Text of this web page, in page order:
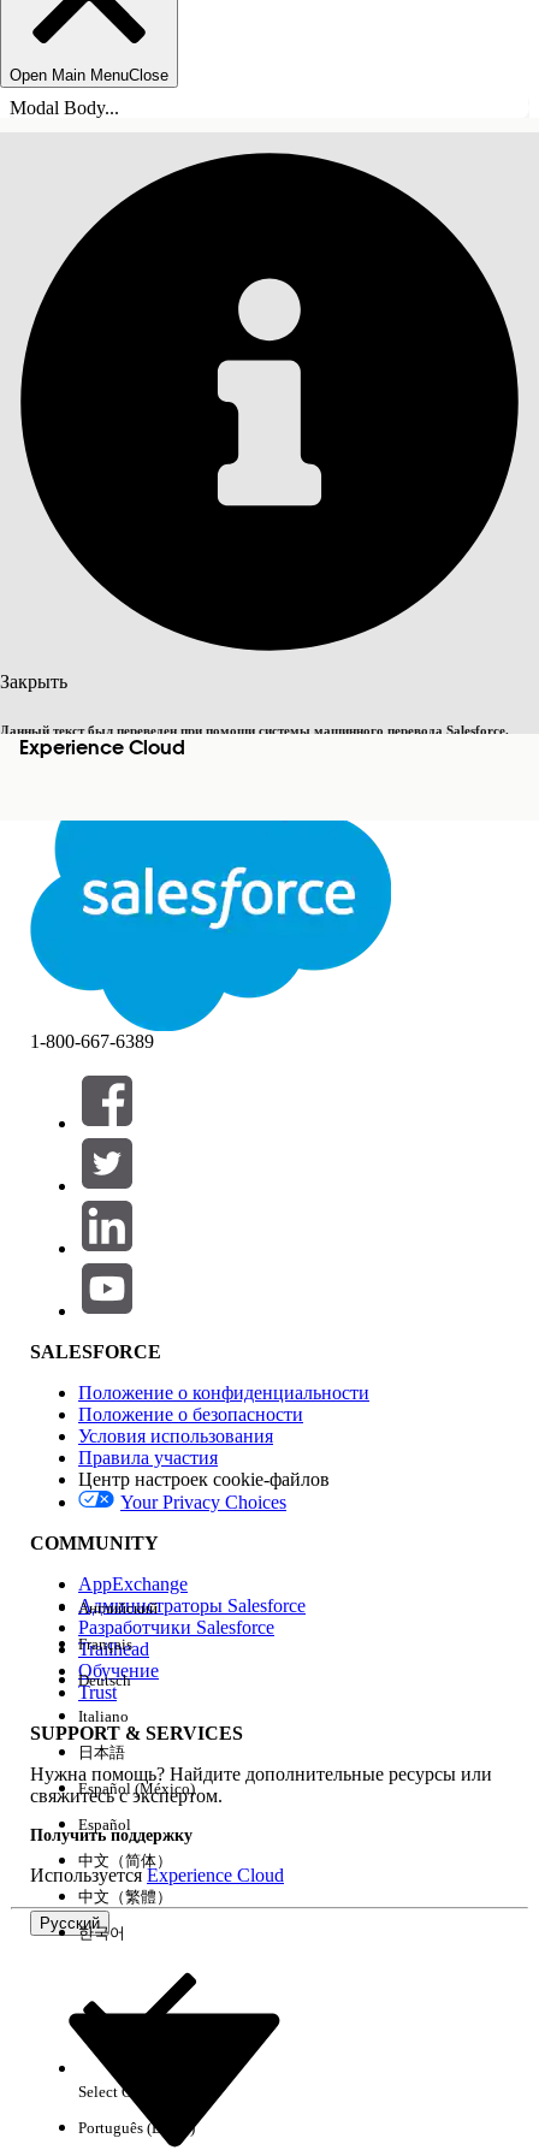
Open Main MenuClose
Modal Body...
Закрыть
Данный текст был переведен при помощи системы машинного перевода Salesforce.
Дополнительные сведения см.
Закрыть
Experience Cloud
СОДЕРЖАНИЕ
Фильтры (0)
ВЫБРАТЬ ФИЛЬТРЫ
Область продуктов
Влияние на функции
Версия
Возможности
Очистить все Готово
Результаты отсутствуют
1-800-667-6389
SALESFORCE
Положение о конфиденциальности
Положение о безопасности
Условия использования
Правила участия
Центр настроек cookie-файлов
Your Privacy Choices
COMMUNITY
AppExchange
Администраторы Salesforce
Разработчики Salesforce
Trailhead
Обучение
Trust
SUPPORT & SERVICES
Нужна помощь? Найдите дополнительные ресурсы или
свяжитесь с экспертом.
Получить поддержку
ИспользуетсяExperience Cloud
Русский
Английский
Français
Deutsch
Italiano
日本語
Español (México)
Español
中文（简体）
中文（繁體）
한국어
Select Org
Português (Brasil)